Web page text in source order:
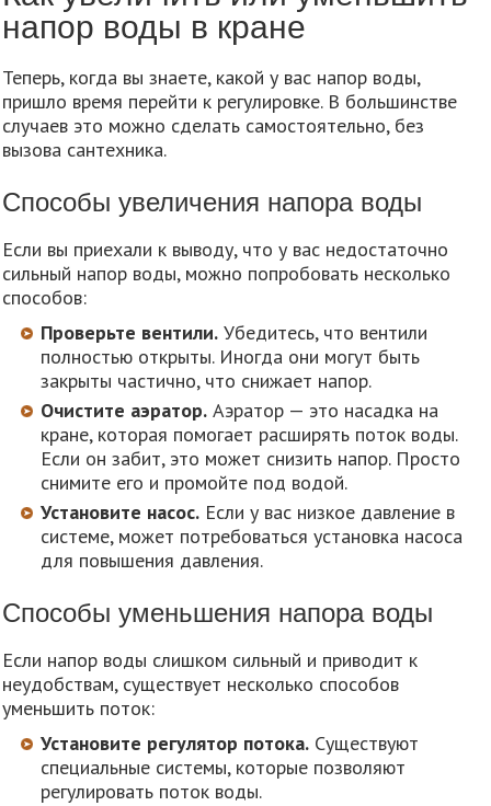
напор воды в кране
Теперь, когда вы знаете, какой у вас напор воды,
пришло время перейти к регулировке. В большинстве
случаев это можно сделать самостоятельно, без
вызова сантехника.
Способы увеличения напора воды
Если вы приехали к выводу, что у вас недостаточно
сильный напор воды, можно попробовать несколько
способов:
Проверьте вентили. Убедитесь, что вентили
полностью открыты. Иногда они могут быть
закрыты частично, что снижает напор.
Очистите аэратор. Аэратор — это насадка на
кране, которая помогает расширять поток воды.
Если он забит, это может снизить напор. Просто
снимите его и промойте под водой.
Установите насос. Если у вас низкое давление в
системе, может потребоваться установка насоса
для повышения давления.
Способы уменьшения напора воды
Если напор воды слишком сильный и приводит к
неудобствам, существует несколько способов
уменьшить поток:
Установите регулятор потока. Существуют
специальные системы, которые позволяют
регулировать поток воды.